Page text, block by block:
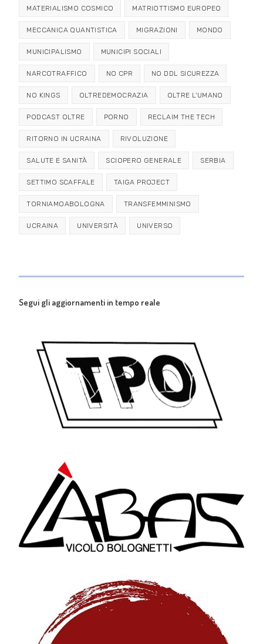
MATERIALISMO COSMICO MATRIOTTISMO EUROPEO
MECCANICA QUANTISTICA MIGRAZIONI MONDO
MUNICIPALISMO MUNICIPI SOCIALI
NARCOTRAFFICO NO CPR NO DDL SICUREZZA
NO KINGS OLTREDEMOCRAZIA OLTRE L'UMANO
PODCAST OLTRE PORNO RECLAIM THE TECH
RITORNO IN UCRAINA RIVOLUZIONE
SALUTE E SANITÀ SCIOPERO GENERALE SERBIA
SETTIMO SCAFFALE TAIGA PROJECT
TORNIAMOABOLOGNA TRANSFEMMINISMO
UCRAINA UNIVERSITÀ UNIVERSO
Segui gli aggiornamenti in tempo reale